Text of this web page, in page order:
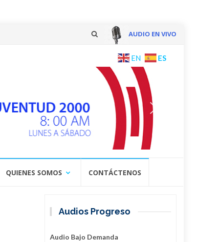
AUDIO EN VIVO
content
EN ES
QUIENES SOMOS CONTÁCTENOS
Audios Progreso
Audio Bajo Demanda